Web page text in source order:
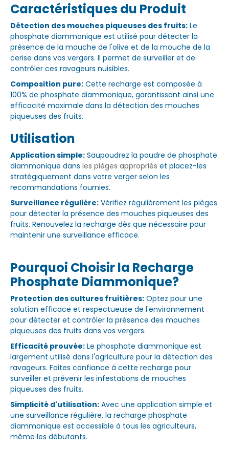
Caractéristiques du Produit
Détection des mouches piqueuses des fruits: Le
phosphate diammonique est utilisé pour détecter la
présence de la mouche de l'olive et de la mouche de la
cerise dans vos vergers. Il permet de surveiller et de
contrôler ces ravageurs nuisibles.
Composition pure: Cette recharge est composée à
100% de phosphate diammonique, garantissant ainsi une
efficacité maximale dans la détection des mouches
piqueuses des fruits.
Utilisation
Application simple: Saupoudrez la poudre de phosphate
diammonique dans les pièges appropriés et placez-les
stratégiquement dans votre verger selon les
recommandations fournies.
Surveillance régulière: Vérifiez régulièrement les pièges
pour détecter la présence des mouches piqueuses des
fruits. Renouvelez la recharge dès que nécessaire pour
maintenir une surveillance efficace.
Pourquoi Choisir la Recharge
Phosphate Diammonique?
Protection des cultures fruitières: Optez pour une
solution efficace et respectueuse de l'environnement
pour détecter et contrôler la présence des mouches
piqueuses des fruits dans vos vergers.
Efficacité prouvée: Le phosphate diammonique est
largement utilisé dans l'agriculture pour la détection des
ravageurs. Faites confiance à cette recharge pour
surveiller et prévenir les infestations de mouches
piqueuses des fruits.
Simplicité d'utilisation: Avec une application simple et
une surveillance régulière, la recharge phosphate
diammonique est accessible à tous les agriculteurs,
même les débutants.